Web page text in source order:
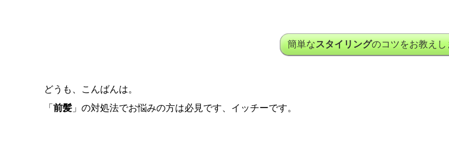
簡単なスタイリングのコツをお教えし
どうも、こんばんは。
「 前髪」の対処法でお悩みの方は必見です、イッチーです。